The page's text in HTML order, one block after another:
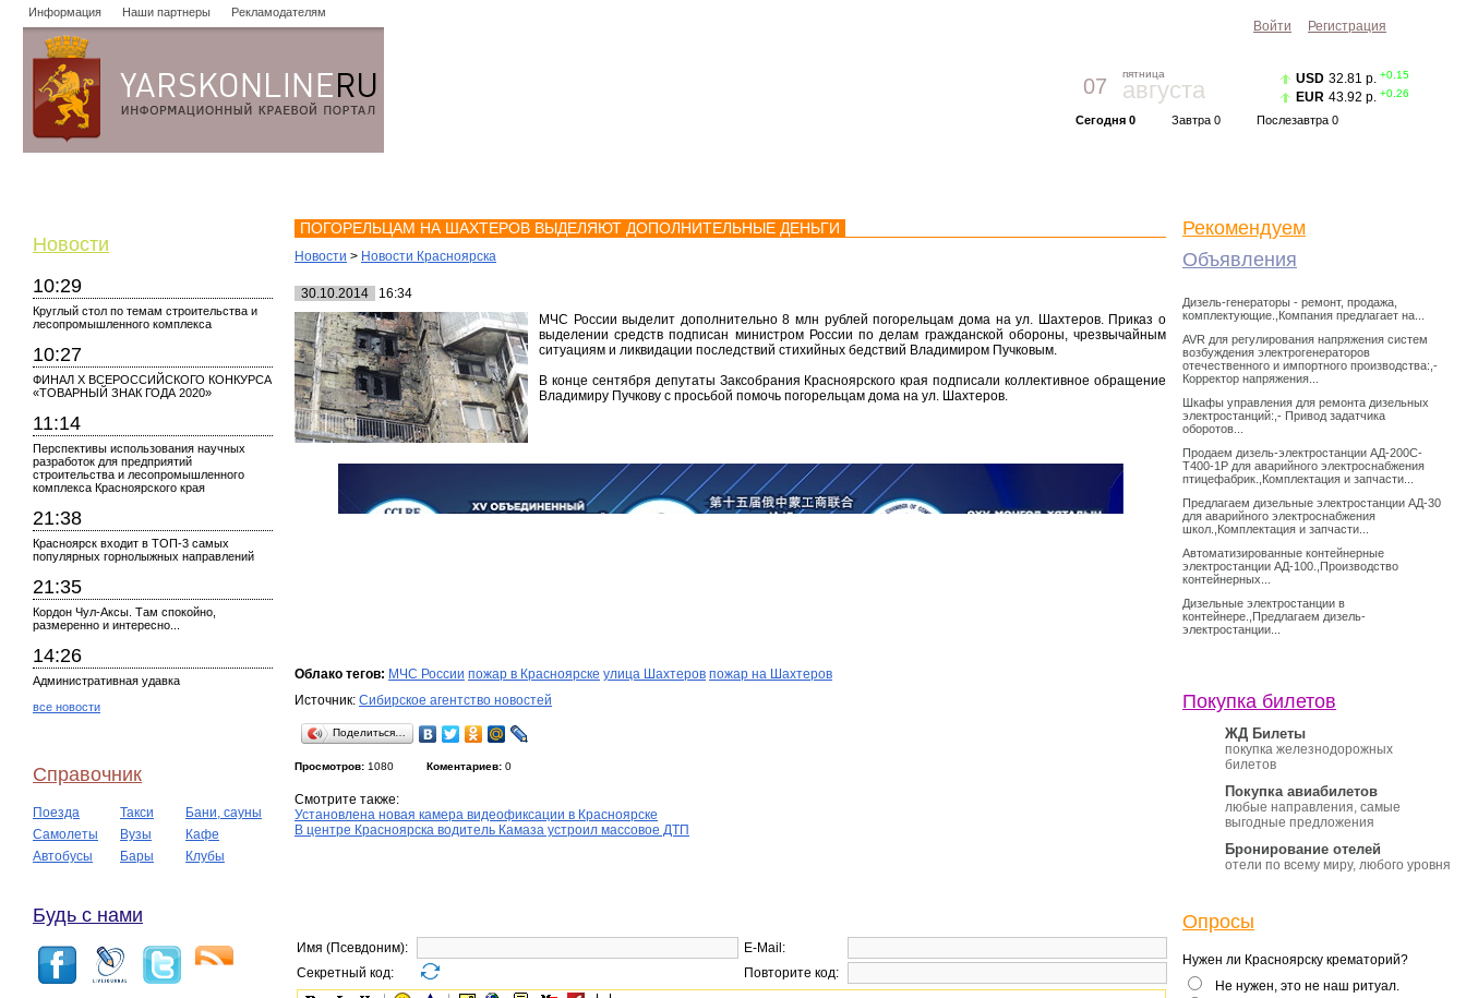
Информация Наши партнеры Рекламодателям
07
пятница
августа
Сегодня 0 Завтра 0 Послезавтра 0
USD 32.81 р. +0.15
EUR 43.92 р. +0.26
Новости
10:29
Круглый стол по темам строительства и
лесопромышленного комплекса
10:27
ФИНАЛ X ВСЕРОССИЙСКОГО КОНКУРСА
«ТОВАРНЫЙ ЗНАК ГОДА 2020»
11:14
Перспективы использования научных
разработок для предприятий
строительства и лесопромышленного
комплекса Красноярского края
21:38
Красноярск входит в ТОП-3 самых
популярных горнолыжных направлений
21:35
Кордон Чул-Аксы. Там спокойно,
размеренно и интересно...
14:26
Административная удавка
все новости
Справочник
Поезда Такси
Бани, сауны
Самолеты
Вузы
Кафе
Автобусы
Бары Клубы
Будь с нами
ПОГОРЕЛЬЦАМ НА ШАХТЕРОВ ВЫДЕЛЯЮТ ДОПОЛНИТЕЛЬНЫЕ ДЕНЬГИ
Новости > Новости Красноярска
30.10.2014
16:34
МЧС России выделит дополнительно 8 млн рублей погорельцам дома на ул. Шахтеров. Приказ о
выделении средств подписан министром России по делам гражданской обороны, чрезвычайным
ситуациям и ликвидации последствий стихийных бедствий Владимиром Пучковым.
В конце сентября депутаты Заксобрания Красноярского края подписали коллективное обращение
Владимиру Пучкову с просьбой помочь погорельцам дома на ул. Шахтеров.
Облако тегов: МЧС России пожар в Красноярске улица Шахтеров пожар на Шахтеров
Источник: Сибирское агентство новостей
Поделиться…
Просмотров: 1080 Коментариев: 0
Смотрите также:
Установлена новая камера видеофиксации в Красноярске
В центре Красноярска водитель Камаза устроил массовое ДТП
Имя (Псевдоним):
E-Mail:
Секретный код:
Повторите код:
Рекомендуем
Объявления
Дизель-генераторы - ремонт, продажа,
комплектующие.,Компания предлагает на...
AVR для регулирования напряжения систем
возбуждения электрогенераторов
отечественного и импортного производства:,-
Корректор напряжения...
Шкафы управления для ремонта дизельных
электростанций:,- Привод задатчика
оборотов...
Продаем дизель-электростанции АД-200С-
Т400-1Р для аварийного электроснабжения
птицефабрик.,Комплектация и запчасти...
Предлагаем дизельные электростанции АД-30
для аварийного электроснабжения
школ.,Комплектация и запчасти...
Автоматизированные контейнерные
электростанции АД-100.,Производство
контейнерных...
Дизельные электростанции в
контейнере.,Предлагаем дизель-
электростанции...
Покупка билетов
ЖД Билеты
покупка железнодорожных
билетов
Покупка авиабилетов
любые направления, самые
выгодные предложения
Бронирование отелей
отели по всему миру, любого уровня
Опросы
Нужен ли Красноярску крематорий?
Не нужен, это не наш ритуал.
Войти Регистрация